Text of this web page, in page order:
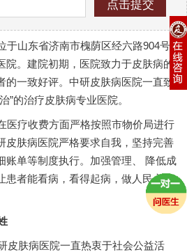
于山东省济南市槐荫区经六路904号
院。建院初期，医院致力于皮肤病的
的一致好评。中研皮肤病医院一直致
”的治疗皮肤病专业医院。
医疗收费方面严格按照市物价局进行
皮肤病医院严格要求自我，坚持完善
账单等制度执行。加强管理、 降低成
患者能看病，看得起病，做人民心中
皮肤病医院一直热衷于社会公益活